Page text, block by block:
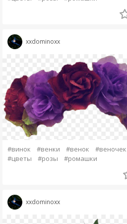
xxdominoxx
#винок #венки #венок
#веночек
#цветы
#розы #ромашки
xxdominoxx